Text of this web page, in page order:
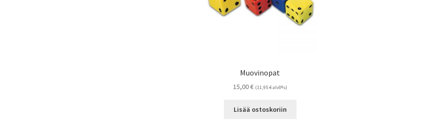
Muovinopat
15,00€ (11,95€alv0%)
Lisää ostoskoriin